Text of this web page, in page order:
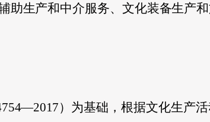
助生产和中介服务、文化装备生产
—2017）为基础，根据文化生产